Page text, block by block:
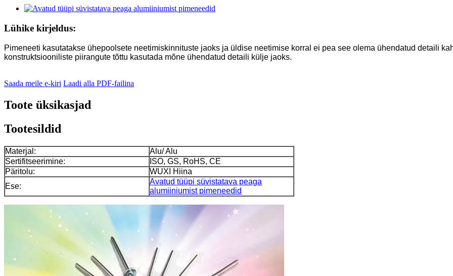
Lühike kirjeldus:
Pimeneeti kasutatakse ühepoolsete neetimiskinnituste jaoks ja üldise neetimise korral ei pea see olema ühendatud detaili
konstruktsiooniliste piirangute tõttu kasutada mõne ühendatud detaili külje jaoks.
Saada meile e-kiri Laadi alla PDF-failina
Toote üksikasjad
Tootesildid
Materjal:
Alu/ Alu
Sertifitseerimine:
ISO, GS, RoHS, CE
Päritolu:
WUXI Hiina
Ese:
Avatud tüüpi süvistatava peaga
alumiiniumist pimeneedid